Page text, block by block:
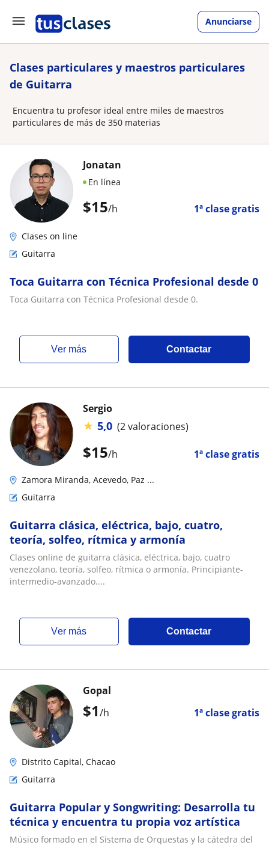
Anunciarse
Clases particulares y maestros particulares
de Guitarra
Encuentra tu profesor ideal entre miles de maestros
particulares de más de 350 materias
$15/h 1ª clase gratis
Jonatan
En línea
Clases on line
Guitarra
Toca Guitarra con Técnica Profesional desde 0
Toca Guitarra con Técnica Profesional desde 0.
ver más Contactar
$15/h 1ª clase gratis
Sergio
★ 5,0 (2 valoraciones)
Zamora Miranda, Acevedo, Paz ...
Guitarra
Guitarra clásica, eléctrica, bajo, cuatro,
teoría, solfeo, rítmica y armonía
Clases online de guitarra clásica, eléctrica, bajo, cuatro
venezolano, teoría, solfeo, rítmica o armonía. Principiante-
intermedio-avanzado....
ver más Contactar
$1/h 1ª clase gratis
Gopal
Distrito Capital, Chacao
Guitarra
Guitarra Popular y Songwriting: Desarrolla tu
técnica y encuentra tu propia voz artística
Músico formado en el Sistema de Orquestas y la cátedra del